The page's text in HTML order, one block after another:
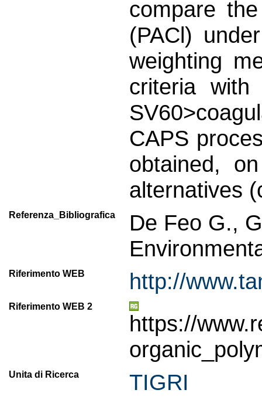
compare
(PACl)
weighting
criteria with
CAPS
obtained,
alternatives
Referenza_Bibliografica
De Feo G.,
Riferimento WEB http://
Riferimento WEB 2
https://
Unita di Ricerca TIGRI